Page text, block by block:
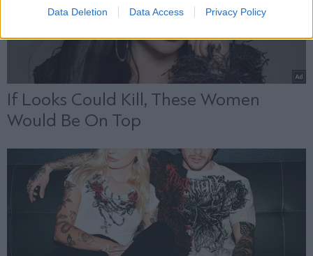
Data Deletion Data Access Privacy Policy